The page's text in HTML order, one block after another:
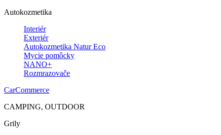
Autokozmetika
Interiér
Exteriér
Autokozmetika Natur Eco
Mycie pomôcky
NANO+
Rozmrazovače
CarCommerce
CAMPING, OUTDOOR
Grily